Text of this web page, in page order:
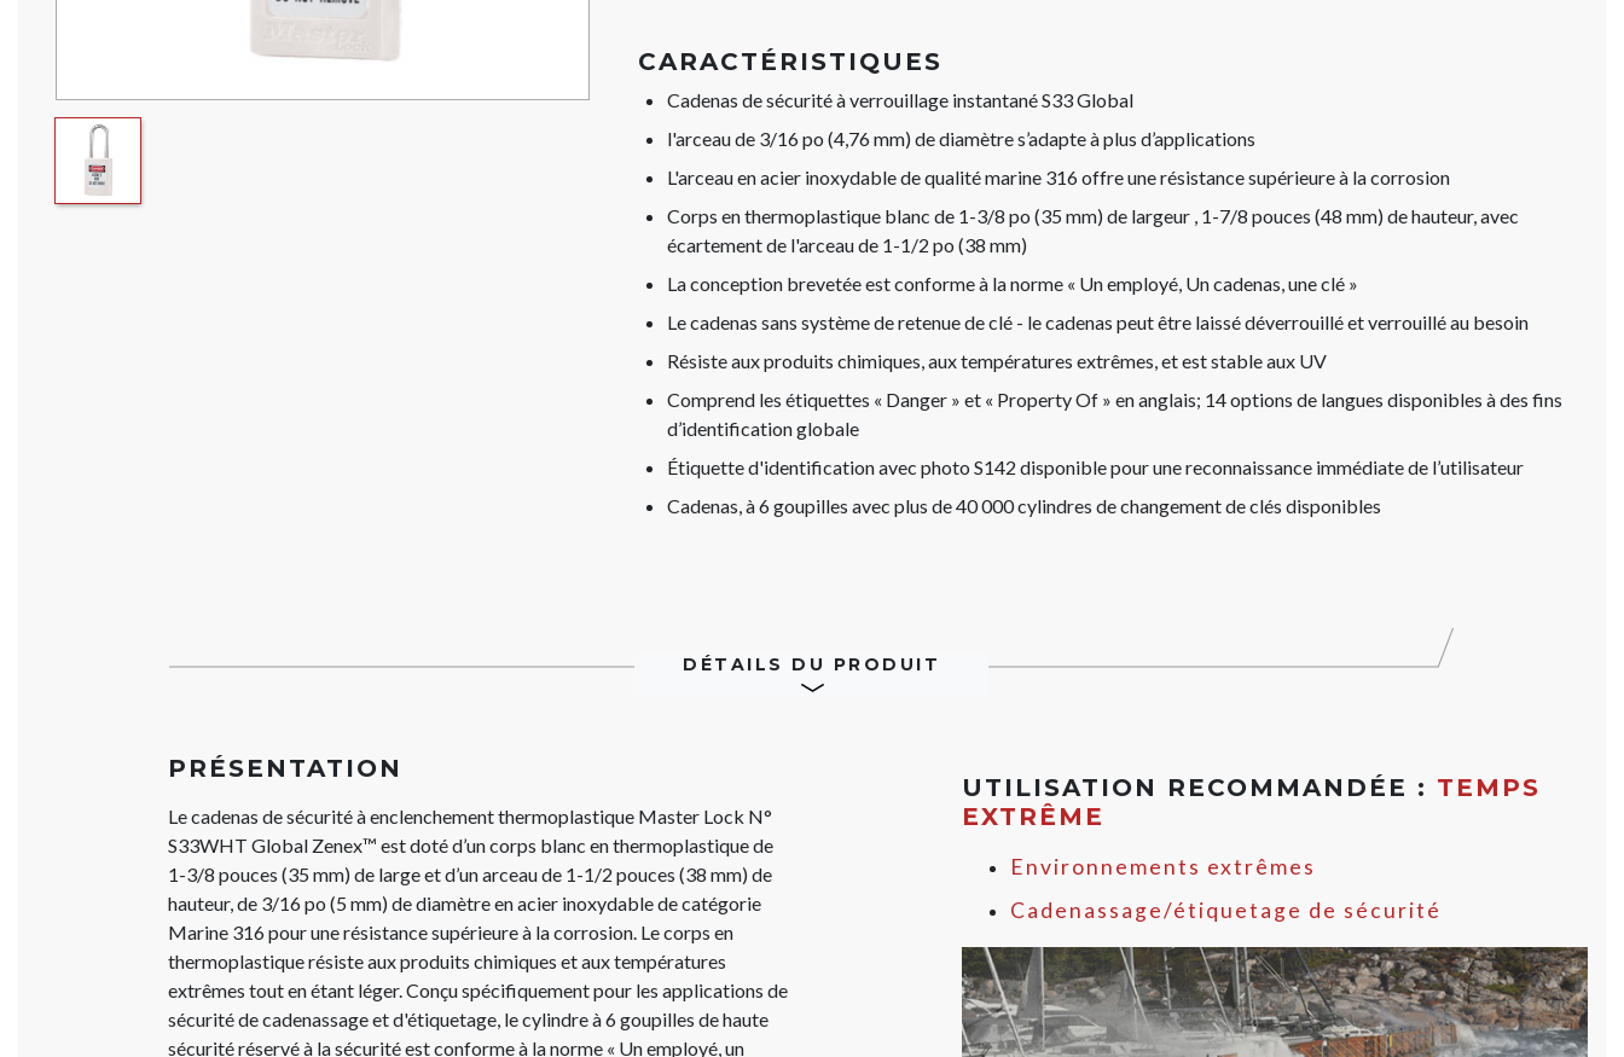
CARACTÉRISTIQUES
Cadenas de sécurité à verrouillage instantané S33 Global
l'arceau de 3/16 po (4,76 mm) de diamètre s’adapte à plus d’applications
L'arceau en acier inoxydable de qualité marine 316 offre une résistance supérieure à la corrosion
Corps en thermoplastique blanc de 1-3/8 po (35 mm) de largeur , 1-7/8 pouces (48 mm) de hauteur, avec
écartement de l'arceau de 1-1/2 po (38 mm)
La conception brevetée est conforme à la norme « Un employé, Un cadenas, une clé »
Le cadenas sans système de retenue de clé - le cadenas peut être laissé déverrouillé et verrouillé au besoin
Résiste aux produits chimiques, aux températures extrêmes, et est stable aux UV
Comprend les étiquettes « Danger » et « Property Of » en anglais; 14 options de langues disponibles à des fins
d’identification globale
Étiquette d'identification avec photo S142 disponible pour une reconnaissance immédiate de l’utilisateur
Cadenas, à 6 goupilles avec plus de 40 000 cylindres de changement de clés disponibles
DÉTAILS DU PRODUIT
PRÉSENTATION
Le cadenas de sécurité à enclenchement thermoplastique Master Lock N°
S33WHT Global Zenex™ est doté d’un corps blanc en thermoplastique de
1-3/8 pouces (35 mm) de large et d’un arceau de 1-1/2 pouces (38 mm) de
hauteur, de 3/16 po (5 mm) de diamètre en acier inoxydable de catégorie
Marine 316 pour une résistance supérieure à la corrosion. Le corps en
thermoplastique résiste aux produits chimiques et aux températures
extrêmes tout en étant léger. Conçu spécifiquement pour les applications de
sécurité de cadenassage et d'étiquetage, le cylindre à 6 goupilles de haute
sécurité réservé à la sécurité est conforme à la norme « Un employé, un
UTILISATION RECOMMANDÉE : TEMPS
EXTRÊME
Environnements extrêmes
Cadenassage/étiquetage de sécurité